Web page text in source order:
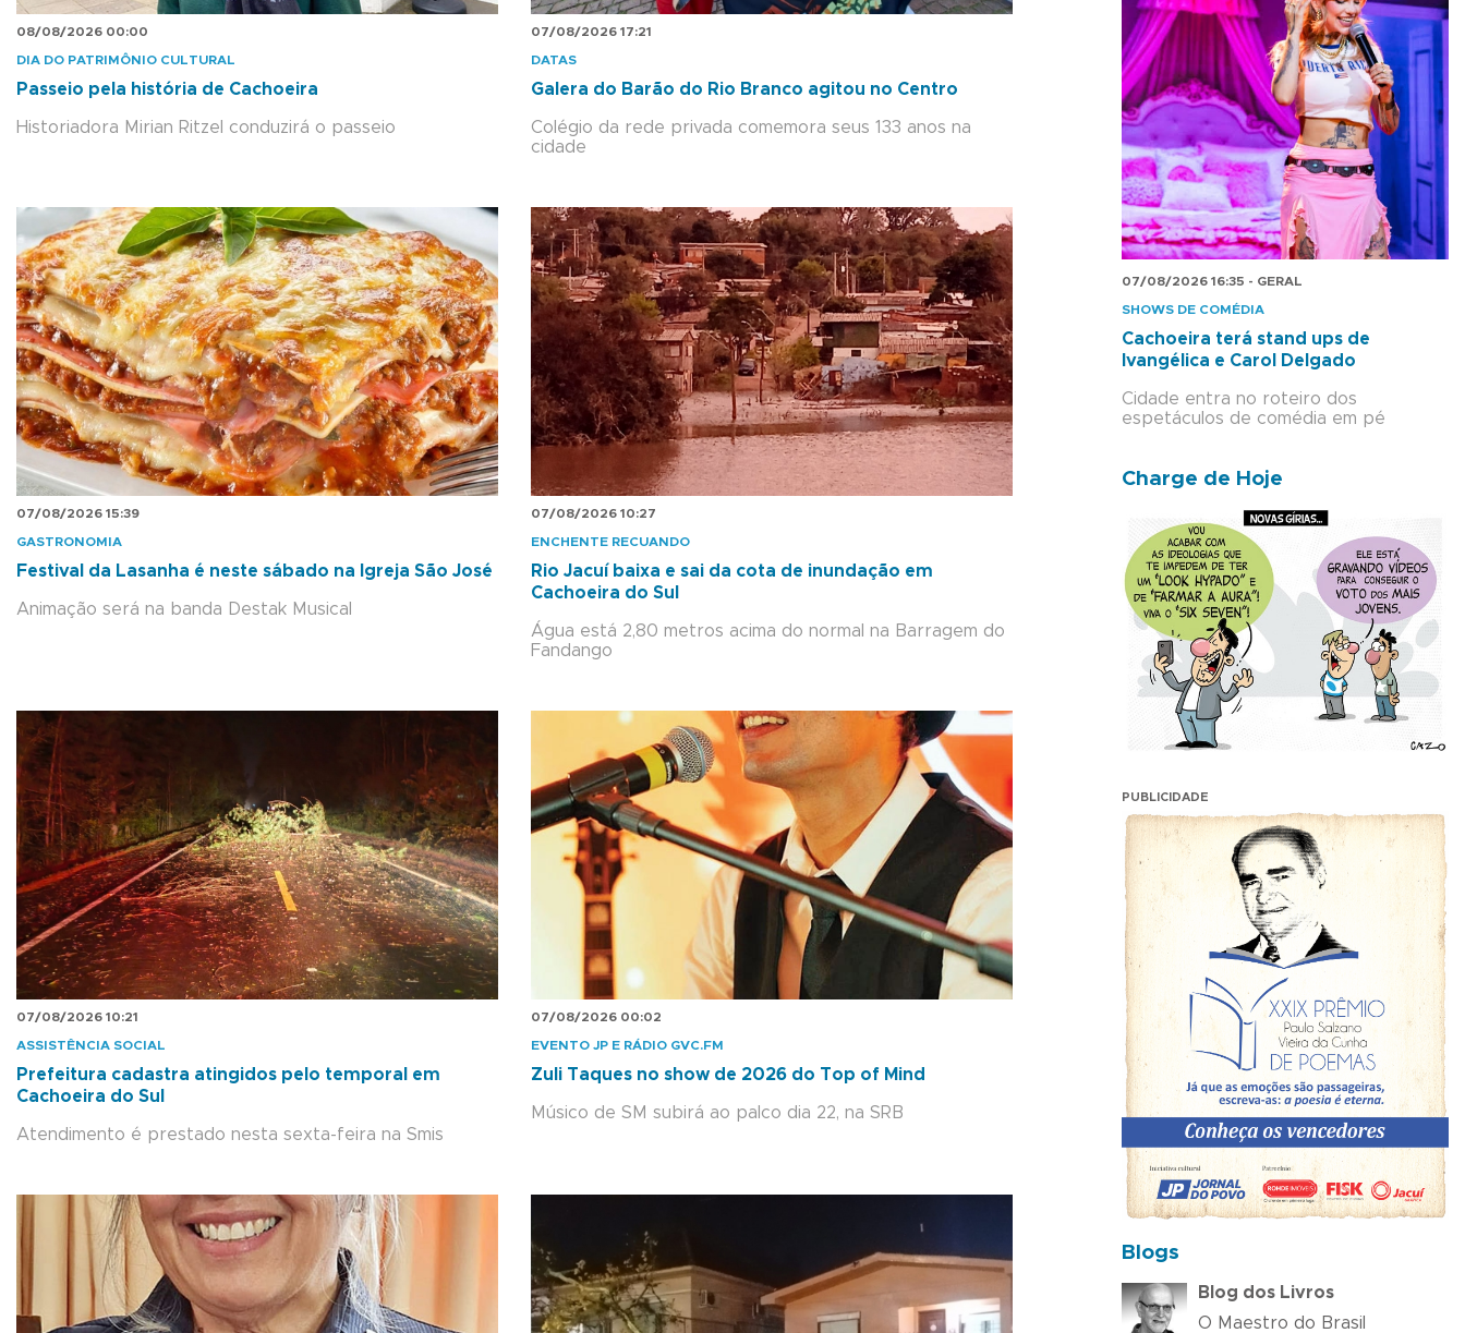
08/08/2026 00:00
DIA DO PATRIMÔNIO CULTURAL
Passeio pela história de Cachoeira
Historiadora Mirian Ritzel conduzirá o passeio
07/08/2026 17:21
DATAS
Galera do Barão do Rio Branco agitou no Centro
Colégio da rede privada comemora seus 133 anos na
cidade
07/08/2026 15:39
GASTRONOMIA
Festival da Lasanha é neste sábado na Igreja São José
Animação será na banda Destak Musical
07/08/2026 10:27
ENCHENTE RECUANDO
Rio Jacuí baixa e sai da cota de inundação em
Cachoeira do Sul
Água está 2,80 metros acima do normal na Barragem do
Fandango
07/08/2026 10:21
ASSISTÊNCIA SOCIAL
Prefeitura cadastra atingidos pelo temporal em
Cachoeira do Sul
Atendimento é prestado nesta sexta-feira na Smis
07/08/2026 00:02
EVENTO JP E RÁDIO GVC.FM
Zuli Taques no show de 2026 do Top of Mind
Músico de SM subirá ao palco dia 22, na SRB
07/08/2026 16:35 - GERAL
SHOWS DE COMÉDIA
Cachoeira terá stand ups de
Ivangélica e Carol Delgado
Cidade entra no roteiro dos
espetáculos de comédia em pé
Charge de Hoje
PUBLICIDADE
Blogs
Blog dos Livros
O Maestro do Brasil